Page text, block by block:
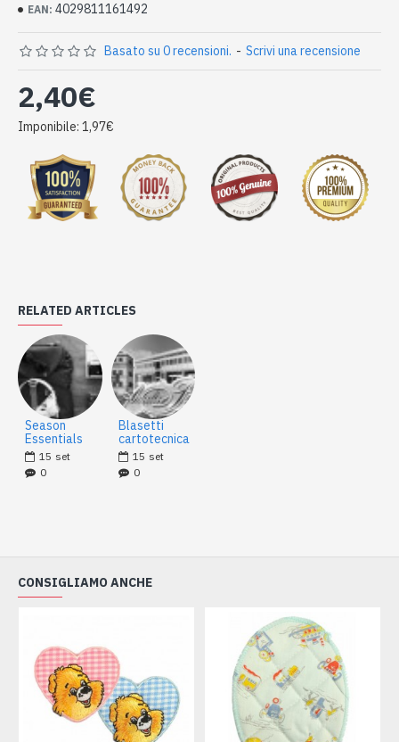
EAN: 4029811161492
Basato su 0 recensioni. - Scrivi una recensione
2,40€
Imponibile: 1,97€
RELATED ARTICLES
Season
Essentials
15 set
0
Blasetti
cartotecnica
15 set
0
CONSIGLIAMO ANCHE